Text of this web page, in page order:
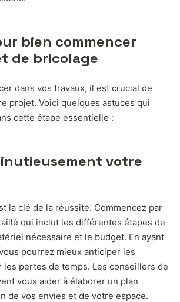
bien commencer
de bricolage
dans vos travaux, il est crucial de
projet. Voici quelques astuces qui
cette étape essentielle :
votre
la clé de la réussite. Commencez par
qui inclut les différentes étapes de
nécessaire et le budget. En ayant
pourrez mieux anticiper les
les pertes de temps. Les conseillers de
vous aider à élaborer un plan
de vos envies et de votre espace.